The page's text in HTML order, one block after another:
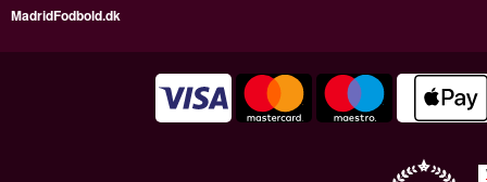
MadridFodbold.dk